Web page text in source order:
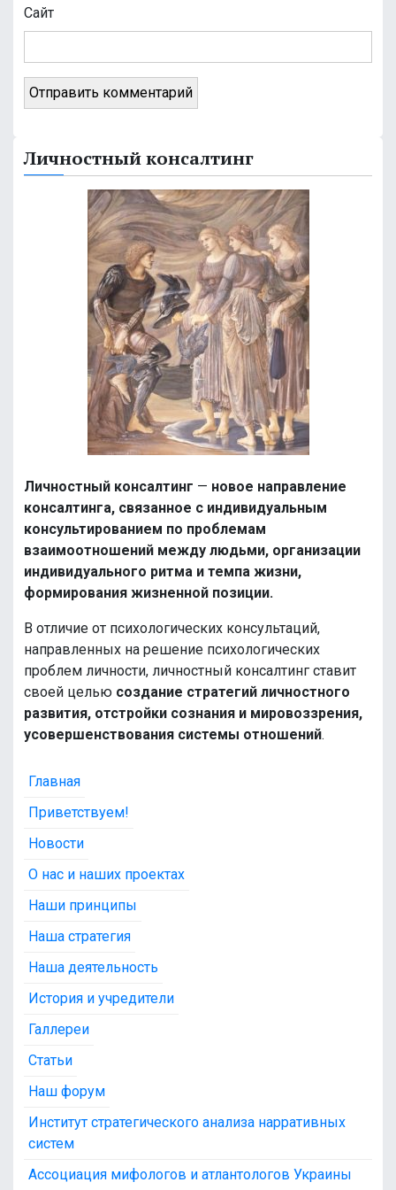
я
Сайт
Личностный консалтинг
Личностный консалтинг — новое направление
консалтинга, связанное с индивидуальным
консультированием по проблемам
взаимоотношений между людьми, организации
индивидуального ритма и темпа жизни,
формирования жизненной позиции.
В отличие от психологических консультаций,
направленных на решение психологических
проблем личности, личностный консалтинг ставит
своей целью создание стратегий личностного
развития, отстройки сознания и мировоззрения,
усовершенствования системы отношений.
Главная
Приветствуем!
Новости
О нас и наших проектах
Наши принципы
Наша стратегия
Наша деятельность
История и учредители
Галлереи
Статьи
Наш форум
Институт стратегического анализа нарративных
систем
Ассоциация мифологов и атлантологов Украины